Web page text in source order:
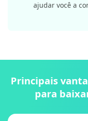
ajudar você a
Principais
para